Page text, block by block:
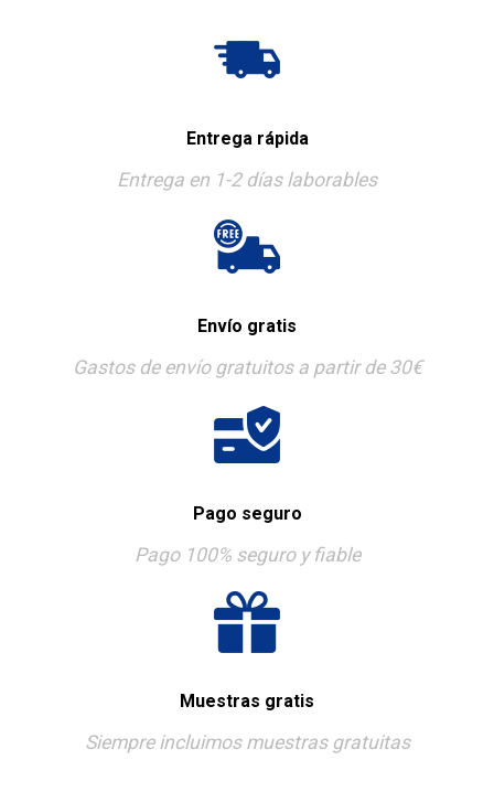
Entrega rápida
Entrega en 1-2 días laborables
Envío gratis
Gastos de envío gratuitos a partir de 30€
Pago seguro
Pago 100% seguro y fiable
Muestras gratis
Siempre incluimos muestras gratuitas